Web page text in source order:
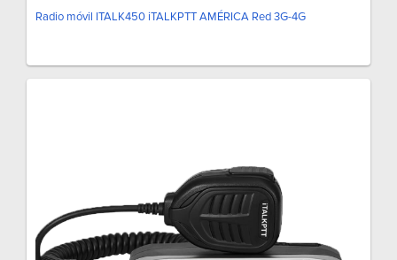
Radio móvil ITALK450 iTALKPTT AMÉRICA Red 3G-4G